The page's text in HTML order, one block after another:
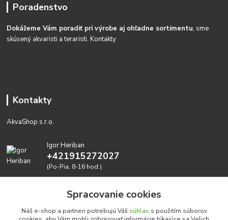
Poradenstvo
Dokážeme Vám poradiť pri výrobe aj ohľadne sortimentu, sme
skúsený akvaristi a teraristi.Kontakty
Kontakty
AkvaShop s.r.o.
Igor Heriban
+421915272027
(Po-Pia, 8-16 hod.)
Spracovanie cookies
Náš e-shop a partneri potrebujú Váš súhlas s použitím súborov